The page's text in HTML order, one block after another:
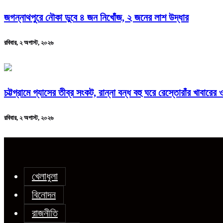
জগন্নাথপুরে নৌকা ডুবে ৪ জন নিখোঁজ, ২ জনের লাশ উদ্ধার
রবিবার, ২ অগাস্ট, ২০২৬
চট্টগ্রামে গ্যাসের তীব্র সংকট, রান্না বন্ধ বহু ঘরে রেস্তোরাঁর খাবারের
রবিবার, ২ অগাস্ট, ২০২৬
খেলাধুলা
বিনোদন
রাজনীতি